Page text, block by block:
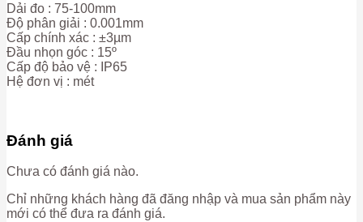
Dải đo : 75-100mm
Độ phân giải : 0.001mm
Cấp chính xác : ±3µm
Đầu nhọn góc : 15º
Cấp độ bảo vệ : IP65
Hệ đơn vị : mét
Đánh giá
Chưa có đánh giá nào.
Chỉ những khách hàng đã đăng nhập và mua sản phẩm này
mới có thể đưa ra đánh giá.